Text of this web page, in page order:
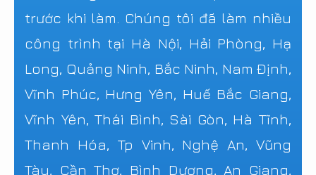
trước khi làm. Chúng tôi đã làm nhiều
công trình tại Hà Nội, Hải Phòng, Hạ
Long, Quảng Ninh, Bắc Ninh, Nam Định,
Vĩnh Phúc, Hưng Yên, Huế Bắc Giang,
Vĩnh Yên, Thái Bình, Sài Gòn, Hà Tĩnh,
Thanh Hóa, Tp Vinh, Nghệ An, Vũng
Tàu, Cần Thơ, Bình Dương, An Giang,